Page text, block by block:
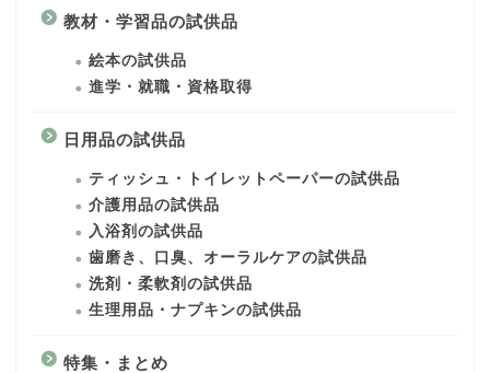
教材・学習品の試供品
絵本の試供品
進学・就職・資格取得
日用品の試供品
ティッシュ・トイレットペーパーの試供品
介護用品の試供品
入浴剤の試供品
歯磨き、口臭、オーラルケアの試供品
洗剤・柔軟剤の試供品
生理用品・ナプキンの試供品
特集・まとめ